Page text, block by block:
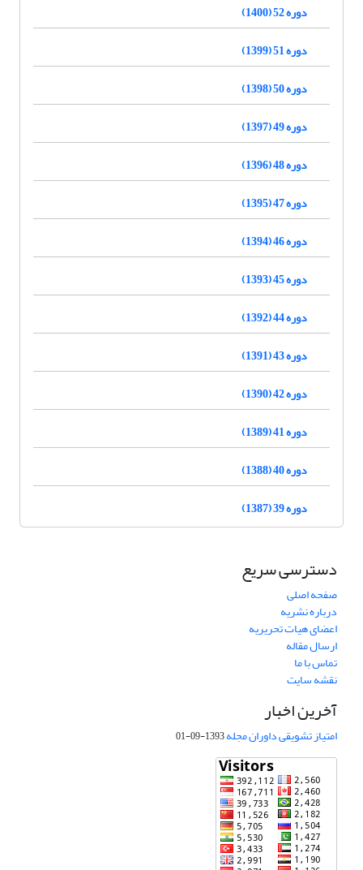
دوره 52 (1400)
دوره 51 (1399)
دوره 50 (1398)
دوره 49 (1397)
دوره 48 (1396)
دوره 47 (1395)
دوره 46 (1394)
دوره 45 (1393)
دوره 44 (1392)
دوره 43 (1391)
دوره 42 (1390)
دوره 41 (1389)
دوره 40 (1388)
دوره 39 (1387)
دسترسی سریع
صفحه اصلی
درباره نشریه
اعضای هیات تحریریه
ارسال مقاله
تماس با ما
نقشه سایت
آخرین اخبار
امتیاز تشویقی داوران مجله1393-09-01